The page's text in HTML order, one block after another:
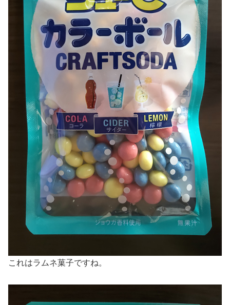
これはラムネ菓子ですね。